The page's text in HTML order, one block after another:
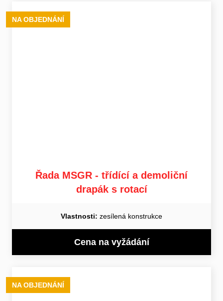
NA OBJEDNÁNÍ
Řada MSGR - třídící a demoliční
drapák s rotací
Vlastnosti: zesílená konstrukce
Cena na vyžádání
NA OBJEDNÁNÍ